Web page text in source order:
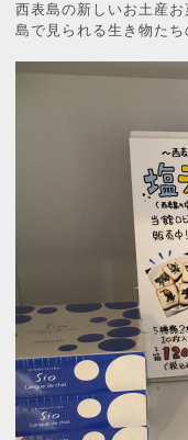
西表島の新しいお土産お
島で見られる生き物た